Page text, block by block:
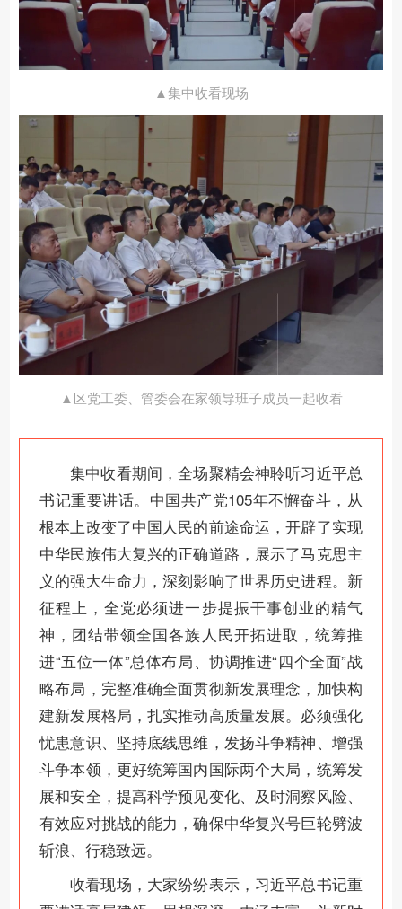
▲集中收看现场
▲区党工委、管委会在家领导班子成员一起收看
集中收看期间，全场聚精会神聆听习近平总
书记重要讲话。中国共产党105年不懈奋斗，从
根本上改变了中国人民的前途命运，开辟了实现
中华民族伟大复兴的正确道路，展示了马克思主
义的强大生命力，深刻影响了世界历史进程。新
征程上，全党必须进一步提振干事创业的精气
神，团结带领全国各族人民开拓进取，统筹推
进“五位一体”总体布局、协调推进“四个全面”战
略布局，完整准确全面贯彻新发展理念，加快构
建新发展格局，扎实推动高质量发展。必须强化
忧患意识、坚持底线思维，发扬斗争精神、增强
斗争本领，更好统筹国内国际两个大局，统筹发
展和安全，提高科学预见变化、及时洞察风险、
有效应对挑战的能力，确保中华复兴号巨轮劈波
斩浪、行稳致远。
收看现场，大家纷纷表示，习近平总书记重